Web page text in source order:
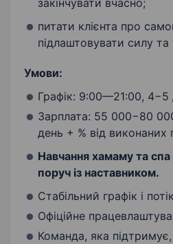
закінчувати вчасно;
питати клієнта про
підлаштовувати силу та
Умови:
Графік: 9:00—21:00, 4−5
Зарплата: 55 000−80
день + % від виконаних
Навчання хамаму та
поруч із наставником.
Стабільний графік і
Офіційне
Команда, яка підтримує,